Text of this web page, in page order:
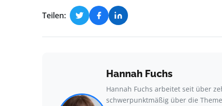
Teilen:
Hannah Fuchs
Hannah Fuchs arbeitet seit über
schwerpunktmäßig über die